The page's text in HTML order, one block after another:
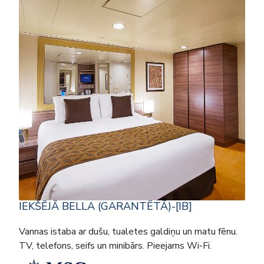
IEKŠĒJĀ BELLA (GARANTĒTĀ)-[IB]
Vannas istaba ar dušu, tualetes galdiņu un matu fēnu.
TV, telefons, seifs un minibārs. Pieejams Wi-Fi.